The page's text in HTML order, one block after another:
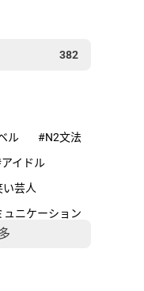
382
ル
#N2文法
イドル
芸人
ュニケーション